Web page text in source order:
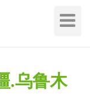
切
导
.乌鲁木